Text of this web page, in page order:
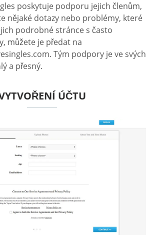
poskytuje podporu jejich členům,
nějaké dotazy nebo problémy, které
podrobné stránce s často
můžete je předat na
. Tým podpory je ve svých
a přesný.
ÚČTU